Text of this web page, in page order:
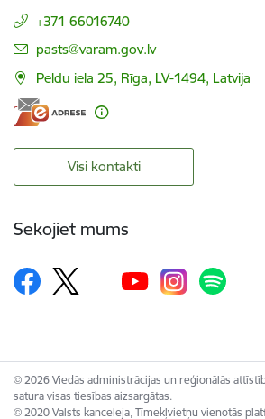
+371 66016740
E-pasts:
pasts@varam.gov.lv
Peldu iela 25, Rīga, LV-1494, Latvija
Visi kontakti
Sekojiet mums
© 2026 Viedās administrācijas un reģionālās
satura visas tiesības aizsargātas.
© 2020 Valsts kanceleja, Tīmekļvietņu vienotās